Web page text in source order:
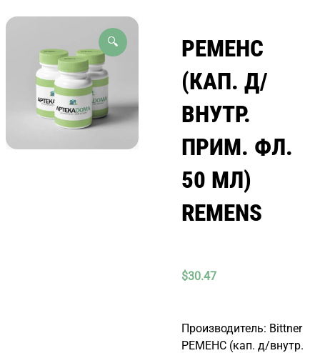
🔍
РЕМЕНС
(КАП. Д/
ВНУТР.
ПРИМ. ФЛ.
50 МЛ)
REMENS
$30.47
Производитель: Bittner
РЕМЕНС (кап. д/внутр.